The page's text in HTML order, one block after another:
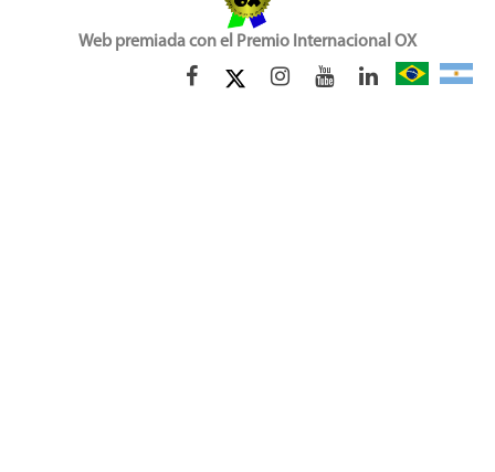
Web premiada con el Premio Internacional OX